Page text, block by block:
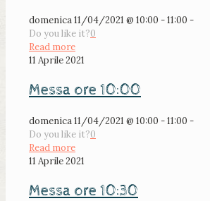
domenica 11/04/2021 @ 10:00 - 11:00 -
Do you like it?0
Read more
11 Aprile 2021
Messa ore 10:00
domenica 11/04/2021 @ 10:00 - 11:00 -
Do you like it?0
Read more
11 Aprile 2021
Messa ore 10:30